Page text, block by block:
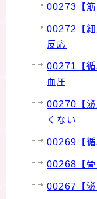
00273【
00272【
反応
00271【
血圧
00270【
くない
00269【
00268【
00267【